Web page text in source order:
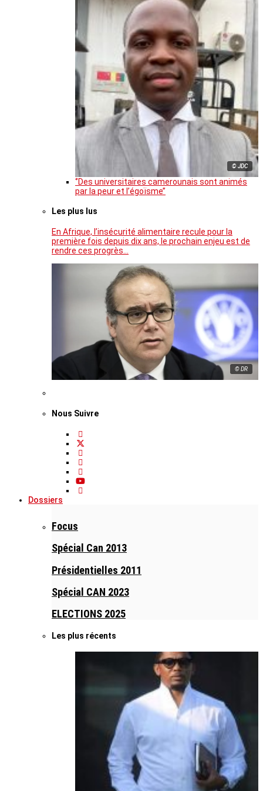
© JDC
‘’Des universitaires camerounais sont animés
par la peur et l’égoïsme’’
Les plus lus
En Afrique, l’insécurité alimentaire recule pour la
première fois depuis dix ans, le prochain enjeu est de
rendre ces progrès…
© DR
Nous Suivre
Dossiers
Focus
Spécial Can 2013
Présidentielles 2011
Spécial CAN 2023
ELECTIONS 2025
Les plus récents